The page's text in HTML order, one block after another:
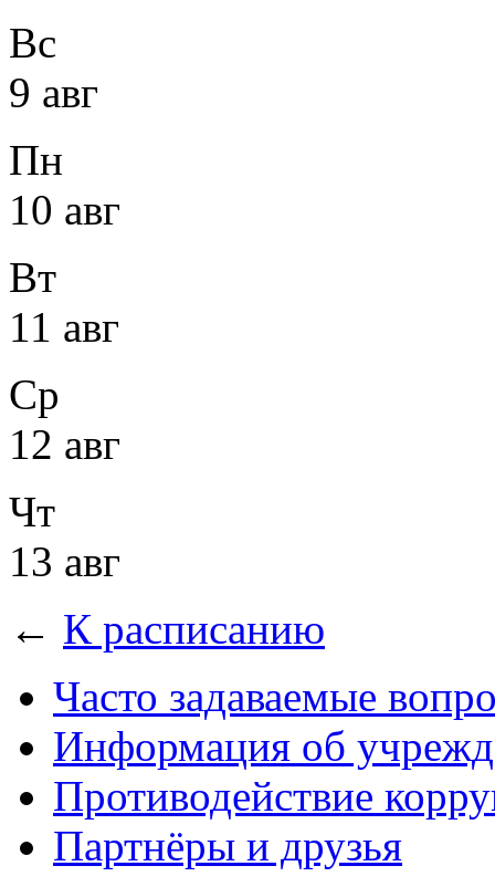
Вс
9 авг
Пн
10 авг
Вт
11 авг
Ср
12 авг
Чт
13 авг
← К расписанию
Часто задаваемые
Информация об
Противодействие
Партнёры и друзья